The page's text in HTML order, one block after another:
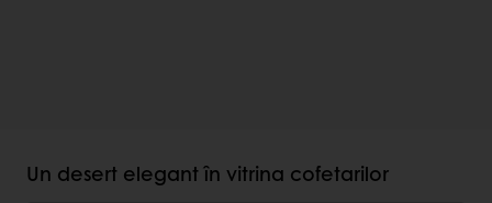
Un desert elegant în vitrina cofetarilor